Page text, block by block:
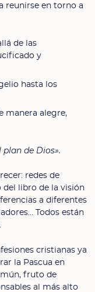
reunirse en torno a
de las
y
hasta los
manera alegre,
de Dios».
redes de
del libro de la visión
a diferentes
Todos están
cristianas ya
la Pascua en
fruto de
al más alto